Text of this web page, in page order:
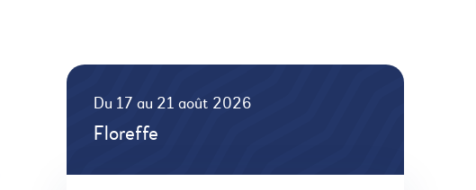
Du 17 au 21 août 2026
Floreffe